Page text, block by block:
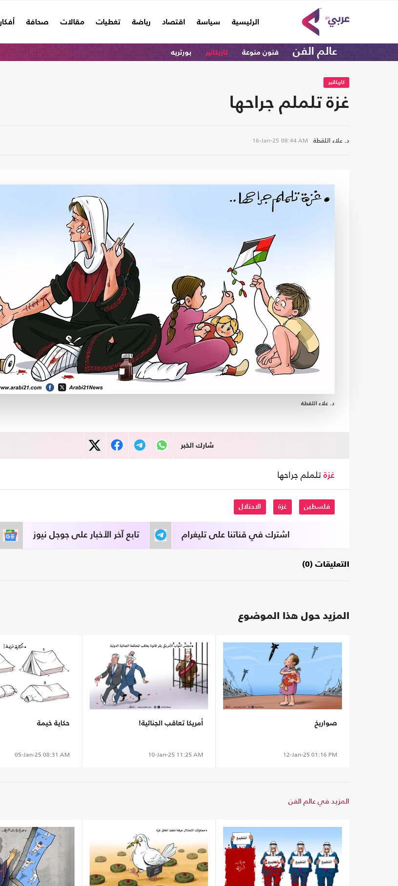
الرئيسية
(current) سياسة اقتصاد رياضة تغطيات مقالات صحافة أفكار
عالم الفن فنون منوعة كاريكاتير بورتريه
كاريكاتير
غزة تلملم جراحها
د. علاء اللقطة 16-Jan-25 08:44 AM
د. علاء اللقطة
شارك الخبر
غزة تلملم جراحها
فلسطين غزة الاحتلال
تابع آخر الأخبار على جوجل نيوز اشترك في قناتنا على تليغرام
التعليقات (0)
المزيد حول هذا الموضوع
صواريخ
12-Jan-25 01:16 PM
أمريكا تعاقب الجنائية!
10-Jan-25 11:25 AM
حكاية خيمة
05-Jan-25 08:31 AM
المزيد في عالم الفن